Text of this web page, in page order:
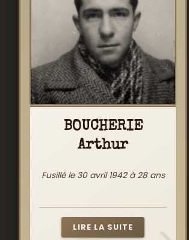
BOUCHERIE
Arthur
Fusillé le 30 avril 1942 à 28 ans
LIRE LA SUITE